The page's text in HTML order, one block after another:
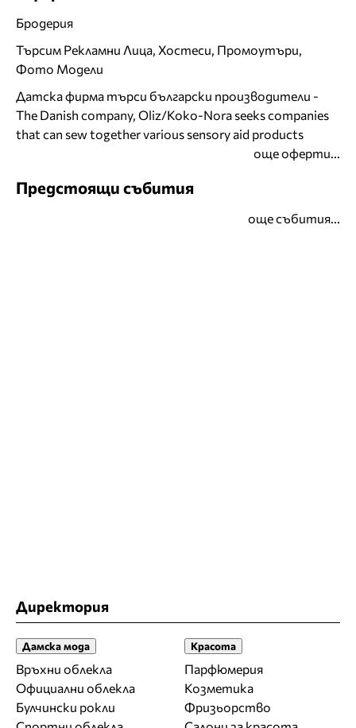
Бродерия
Търсим Рекламни Лица, Хостеси, Промоутъри,
Фото Модели
Датска фирма търси български производители -
The Danish company, Oliz/Koko-Nora seeks companies
that can sew together various sensory aid products
още оферти...
Предстоящи събития
още събития...
Директория
Дамска мода
Връхни облекла
Официални облекла
Булчински рокли
Красота
Парфюмерия
Козметика
Фризьорство